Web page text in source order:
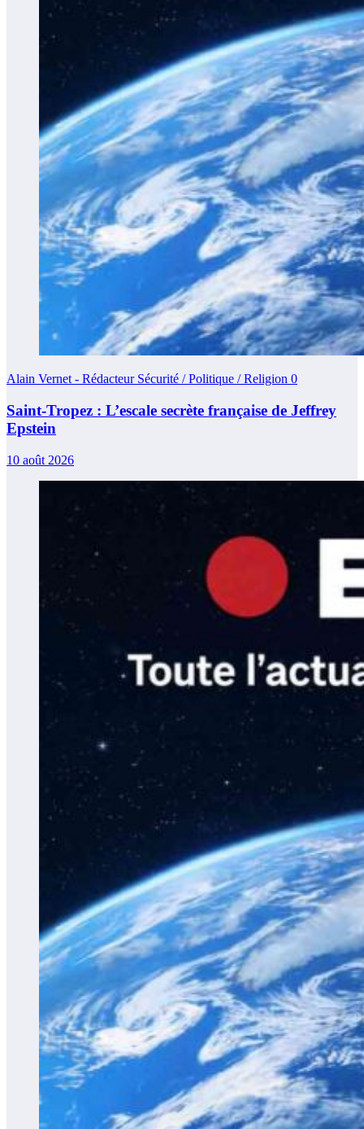
Alain Vernet - Rédacteur Sécurité / Politique / Religion 0
Saint-Tropez : L’escale secrète française de Jeffrey
Epstein
10 août 2026